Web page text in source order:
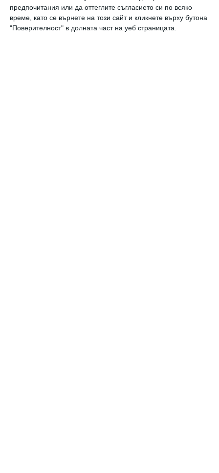
предпочитания или да оттеглите съгласието си по всяко
време, като се върнете на този сайт и кликнете върху бутона
"Поверителност" в долната част на уеб страницата.